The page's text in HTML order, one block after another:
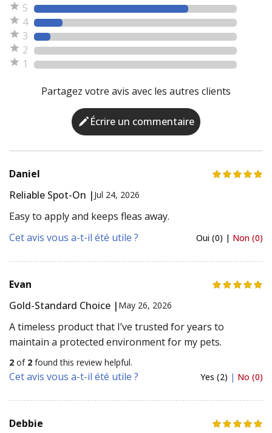
5
4
3
2
1
Partagez votre avis avec les autres clients
Écrire un commentaire
Daniel
Reliable Spot-On | Jul 24, 2026
Easy to apply and keeps fleas away.
Cet avis vous a-t-il été utile ?
Oui (0) | Non (0)
Evan
Gold-Standard Choice | May 26, 2026
A timeless product that I’ve trusted for years to
maintain a protected environment for my pets.
2 of 2 found this review helpful.
Cet avis vous a-t-il été utile ? Yes (2) | No (0)
Debbie